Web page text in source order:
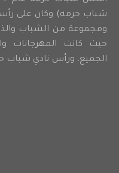
شباب حرمه) وكان على
ومجموعة من الشباب
حيث كانت المهرجانات
الجميع، ورأس نادي شباب